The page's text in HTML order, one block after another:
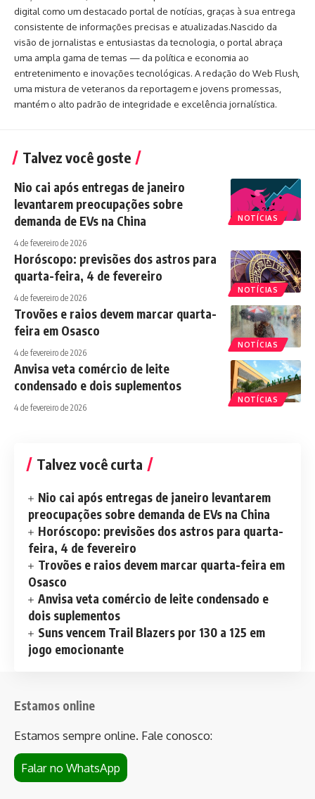
digital como um destacado portal de notícias, graças à sua entrega
consistente de informações precisas e atualizadas.Nascido da
visão de jornalistas e entusiastas da tecnologia, o portal abraça
uma ampla gama de temas — da política e economia ao
entretenimento e inovações tecnológicas. A redação do Web Flush,
uma mistura de veteranos da reportagem e jovens promessas,
mantém o alto padrão de integridade e excelência jornalística.
Talvez você goste
NOTÍCIAS
Nio cai após entregas de janeiro
levantarem preocupações sobre
demanda de EVs na China
4 de fevereiro de 2026
NOTÍCIAS
Horóscopo: previsões dos astros para
quarta-feira, 4 de fevereiro
4 de fevereiro de 2026
NOTÍCIAS
Trovões e raios devem marcar quarta-
feira em Osasco
4 de fevereiro de 2026
NOTÍCIAS
Anvisa veta comércio de leite
condensado e dois suplementos
4 de fevereiro de 2026
Talvez você curta
Nio cai após entregas de janeiro levantarem
preocupações sobre demanda de EVs na China
Horóscopo: previsões dos astros para quarta-
feira, 4 de fevereiro
Trovões e raios devem marcar quarta-feira em
Osasco
Anvisa veta comércio de leite condensado e
dois suplementos
Suns vencem Trail Blazers por 130 a 125 em
jogo emocionante
Estamos online
Estamos sempre online. Fale conosco:
Falar no WhatsApp